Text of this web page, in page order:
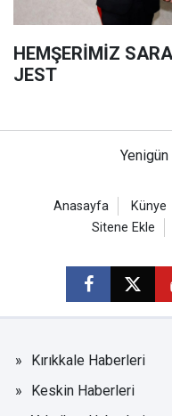
HEMŞERİMİZ
JEST
Anasayfa Künye
Sitene Ekle
Kırıkkale Haberleri
Keskin Haberleri